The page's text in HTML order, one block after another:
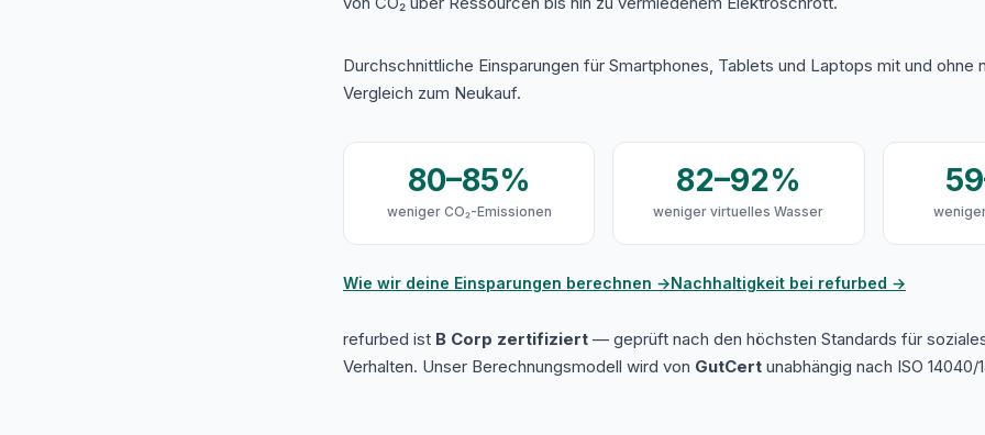
Durchschnittliche Einsparungen für Smartphones, Tablets und Laptops mit und ohne
Vergleich zum Neukauf.
80–85%
weniger CO₂-Emissionen
82–92%
weniger virtuelles Wasser
Wie wir deine Einsparungen berechnen →Nachhaltigkeit bei refurbed →
refurbed ist B Corp zertifiziert — geprüft nach den höchsten Standards für
Verhalten. Unser Berechnungsmodell wird von GutCert unabhängig nach ISO